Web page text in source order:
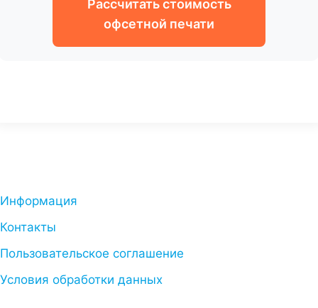
Рассчитать стоимость
офсетной печати
Информация
Контакты
Пользовательское соглашение
Условия обработки данных